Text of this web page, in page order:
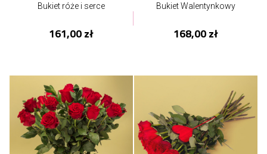
Bukiet róże i serce
161,00 zł
Bukiet Walentynkowy
168,00 zł